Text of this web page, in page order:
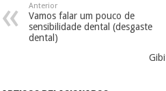
Anterior
Vamos falar um pouco de
sensibilidade dental (desgaste
dental)